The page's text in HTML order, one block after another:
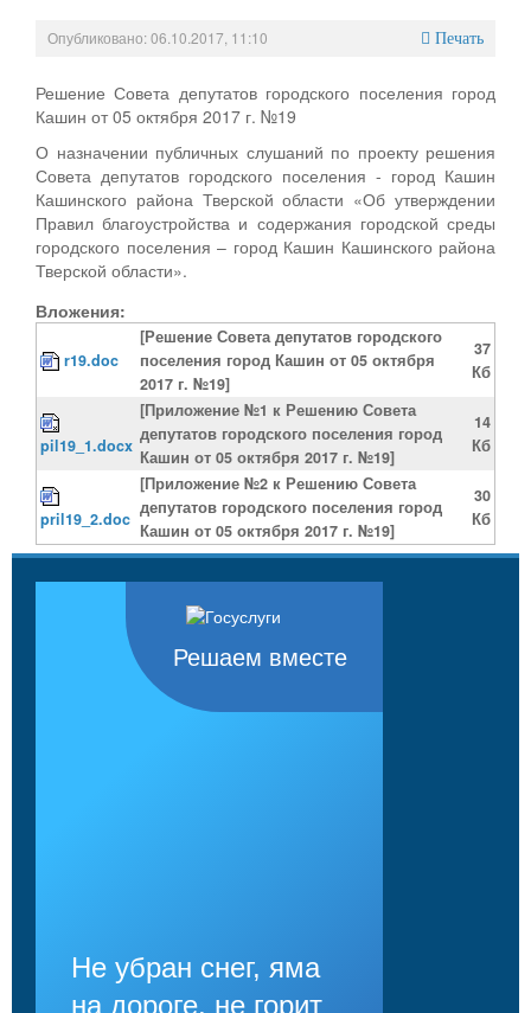
Опубликовано: 06.10.2017, 11:10 Печать
Решение Совета депутатов городского поселения город
Кашин от 05 октября 2017 г. №19
О назначении публичных слушаний по проекту решения
Совета депутатов городского поселения - город Кашин
Кашинского района Тверской области «Об утверждении
Правил благоустройства и содержания городской среды
городского поселения – город Кашин Кашинского района
Тверской области».
Вложения:
r19.doc
[Решение Совета депутатов городского
поселения город Кашин от 05 октября
2017 г. №19]
37
Кб
pil19_1.docx
[Приложение №1 к Решению Совета
депутатов городского поселения город
Кашин от 05 октября 2017 г. №19]
14
Кб
pril19_2.doc
[Приложение №2 к Решению Совета
депутатов городского поселения город
Кашин от 05 октября 2017 г. №19]
30
Кб
Решаем вместе
Не убран снег, яма
на дороге, не горит